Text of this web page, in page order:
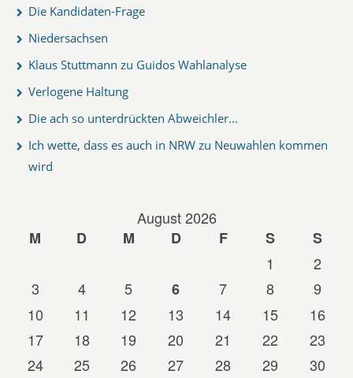
Die Kandidaten-Frage
Niedersachsen
Klaus Stuttmann zu Guidos Wahlanalyse
Verlogene Haltung
Die ach so unterdrückten Abweichler...
Ich wette, dass es auch in NRW zu Neuwahlen kommen
wird
August 2026
M
D M D F S
S
1
2
3
4 5 6 7 8
9
10
11 12 13 14 15
16
17
18 19 20 21 22
23
24
25 26 27 28 29
30